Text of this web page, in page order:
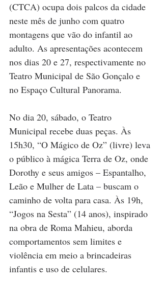
(CTCA) ocupa dois palcos da cidade
neste mês de junho com quatro
montagens que vão do infantil ao
adulto. As apresentações acontecem
nos dias 20 e 27, respectivamente no
Teatro Municipal de São Gonçalo e
no Espaço Cultural Panorama.
No dia 20, sábado, o Teatro
Municipal recebe duas peças. Às
15h30, “O Mágico de Oz” (livre) leva
o público à mágica Terra de Oz, onde
Dorothy e seus amigos – Espantalho,
Leão e Mulher de Lata – buscam o
caminho de volta para casa. Às 19h,
“Jogos na Sesta” (14 anos), inspirado
na obra de Roma Mahieu, aborda
comportamentos sem limites e
violência em meio a brincadeiras
infantis e uso de celulares.